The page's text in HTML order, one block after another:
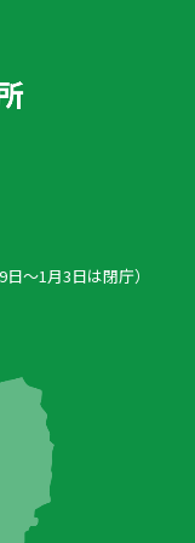
〜1月3日は閉庁）